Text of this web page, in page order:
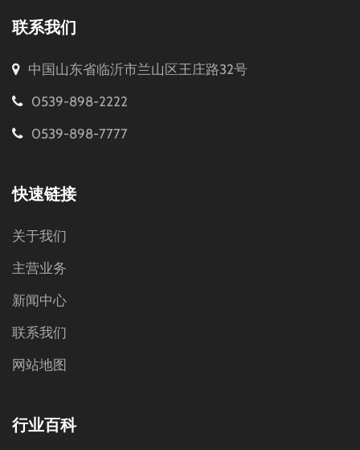
联系我们
中国山东省临沂市兰山区王庄路32号
0539-898-2222
0539-898-7777
快速链接
关于我们
主营业务
新闻中心
联系我们
网站地图
行业百科